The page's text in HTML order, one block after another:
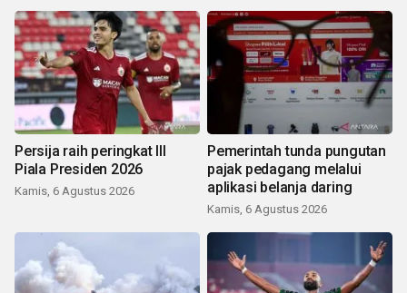
Persija raih peringkat III
Piala Presiden 2026
Kamis, 6 Agustus 2026
Pemerintah tunda pungutan
pajak pedagang melalui
aplikasi belanja daring
Kamis, 6 Agustus 2026